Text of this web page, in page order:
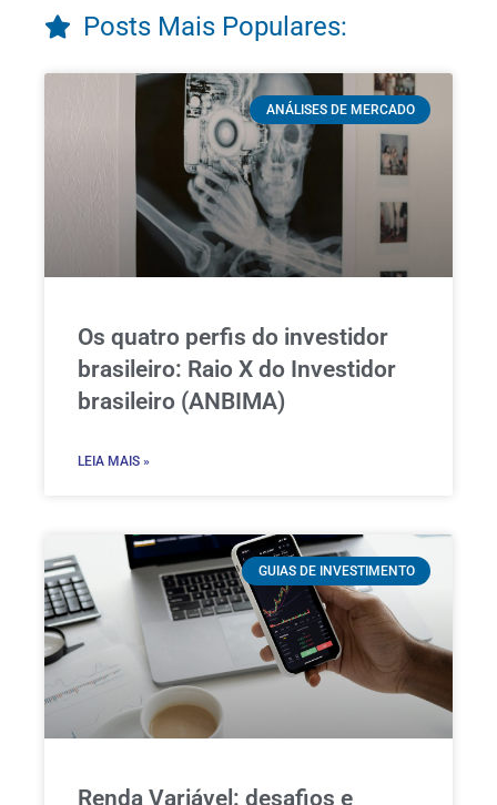
Posts Mais Populares:
ANÁLISES DE MERCADO
Os quatro perfis do investidor
brasileiro: Raio X do Investidor
brasileiro (ANBIMA)
LEIA MAIS »
GUIAS DE INVESTIMENTO
Renda Variável: desafios e